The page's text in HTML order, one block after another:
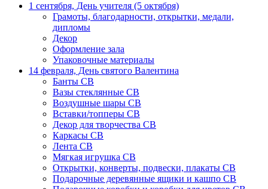
1 сентября, День учителя (5 октября)
Грамоты, благодарности, открытки, медали,
дипломы
Декор
Оформление зала
Упаковочные материалы
14 февраля, День святого Валентина
Банты СВ
Вазы стеклянные СВ
Воздушные шары СВ
Вставки/топперы СВ
Декор для творчества СВ
Каркасы СВ
Лента СВ
Мягкая игрушка СВ
Открытки, конверты, подвески, плакаты СВ
Подарочные деревянные ящики и кашпо СВ